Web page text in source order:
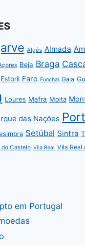
Algés Almada
Beja Braga
Estoril Faro Funchal Gaia
Loures Mafra Moita
das Nações
Setúbal Sintra
do Castelo Vila Real Vila Real
em Portugal